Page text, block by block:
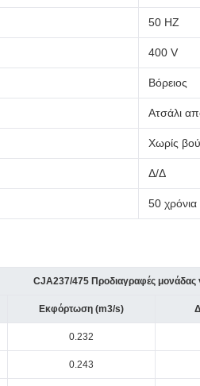
50 HZ
400 V
Βόρειος
Ατσάλι
Χωρίς
Δ/Δ
50 χρόνια
CJA237/475 Προδιαγραφές μονάδας
Εκφόρτωση (m3/s)
0.232
0.243